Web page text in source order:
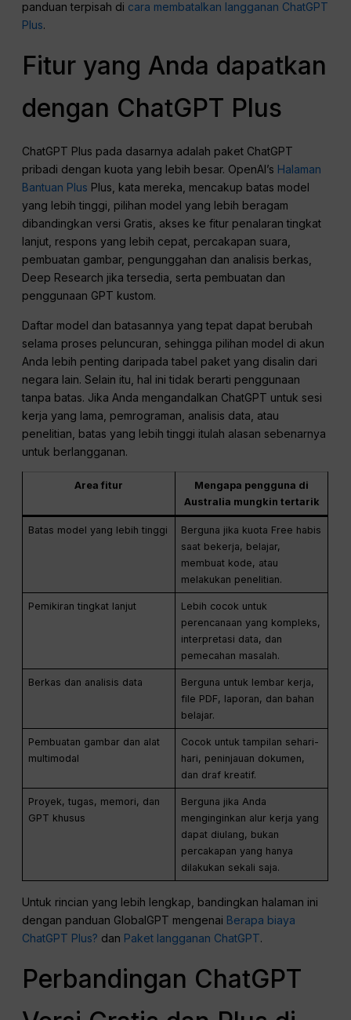
panduan terpisah di cara membatalkan langganan ChatGPT
Plus.
Fitur yang Anda dapatkan
dengan ChatGPT Plus
ChatGPT Plus pada dasarnya adalah paket ChatGPT
pribadi dengan kuota yang lebih besar. OpenAI’s Halaman
Bantuan Plus Plus, kata mereka, mencakup batas model
yang lebih tinggi, pilihan model yang lebih beragam
dibandingkan versi Gratis, akses ke fitur penalaran tingkat
lanjut, respons yang lebih cepat, percakapan suara,
pembuatan gambar, pengunggahan dan analisis berkas,
Deep Research jika tersedia, serta pembuatan dan
penggunaan GPT kustom.
Daftar model dan batasannya yang tepat dapat berubah
selama proses peluncuran, sehingga pilihan model di akun
Anda lebih penting daripada tabel paket yang disalin dari
negara lain. Selain itu, hal ini tidak berarti penggunaan
tanpa batas. Jika Anda mengandalkan ChatGPT untuk sesi
kerja yang lama, pemrograman, analisis data, atau
penelitian, batas yang lebih tinggi itulah alasan sebenarnya
untuk berlangganan.
Area fitur
Mengapa pengguna di
Australia mungkin tertarik
Batas model yang lebih tinggi
Berguna jika kuota Free habis
saat bekerja, belajar,
membuat kode, atau
melakukan penelitian.
Pemikiran tingkat lanjut
Lebih cocok untuk
perencanaan yang kompleks,
interpretasi data, dan
pemecahan masalah.
Berkas dan analisis data
Berguna untuk lembar kerja,
file PDF, laporan, dan bahan
belajar.
Pembuatan gambar dan alat
multimodal
Cocok untuk tampilan sehari-
hari, peninjauan dokumen,
dan draf kreatif.
Proyek, tugas, memori, dan
GPT khusus
Berguna jika Anda
menginginkan alur kerja yang
dapat diulang, bukan
percakapan yang hanya
dilakukan sekali saja.
Untuk rincian yang lebih lengkap, bandingkan halaman ini
dengan panduan GlobalGPT mengenai Berapa biaya
ChatGPT Plus? dan Paket langganan ChatGPT.
Perbandingan ChatGPT